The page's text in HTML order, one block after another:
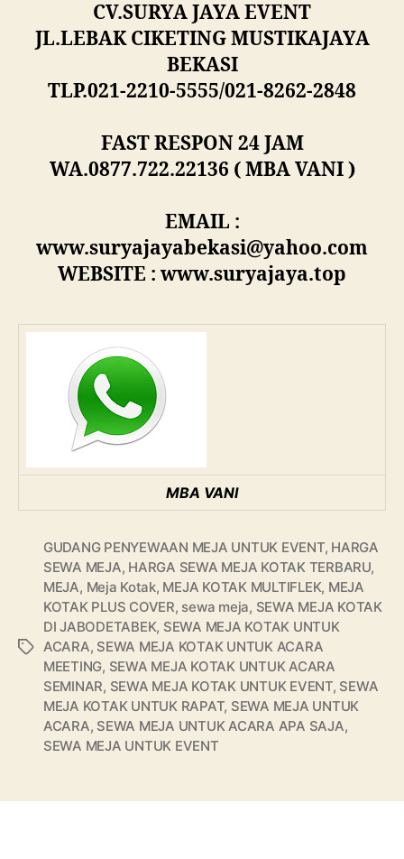
CV.SURYA JAYA EVENT
JL.LEBAK CIKETING MUSTIKAJAYA
BEKASI
TLP.021-2210-5555/021-8262-2848
FAST RESPON 24 JAM
WA.0877.722.22136 ( MBA VANI )
EMAIL :
www.suryajayabekasi@yahoo.com
WEBSITE : www.suryajaya.top
MBA VANI
Tags
GUDANG PENYEWAAN MEJA UNTUK EVENT, HARGA
SEWA MEJA, HARGA SEWA MEJA KOTAK TERBARU,
MEJA, Meja Kotak, MEJA KOTAK MULTIFLEK, MEJA
KOTAK PLUS COVER, sewa meja, SEWA MEJA KOTAK
DI JABODETABEK, SEWA MEJA KOTAK UNTUK
ACARA, SEWA MEJA KOTAK UNTUK ACARA
MEETING, SEWA MEJA KOTAK UNTUK ACARA
SEMINAR, SEWA MEJA KOTAK UNTUK EVENT, SEWA
MEJA KOTAK UNTUK RAPAT, SEWA MEJA UNTUK
ACARA, SEWA MEJA UNTUK ACARA APA SAJA,
SEWA MEJA UNTUK EVENT